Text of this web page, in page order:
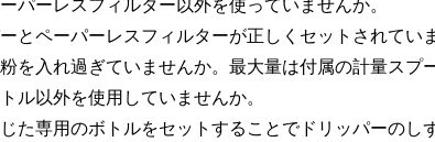
パーレスフィルター以外を使っていませんか。
とペーパーレスフィルターが正しくセットされてい
を入れ過ぎていませんか。最大量は付属の計量スプ
ル以外を使用していませんか。
た専用のボトルをセットすることでドリッパーの